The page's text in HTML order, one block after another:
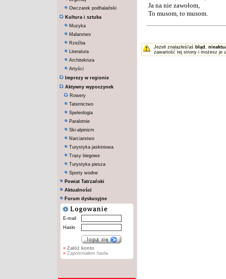
Owczarek podhalański
Kultura i sztuka
Muzyka
Malarstwo
Rzeźba
Literatura
Architektura
Artyści
Imprezy w regionie
Aktywny wypoczynek
Rowery
Taternictwo
Speleologia
Paralotnie
Ski-alpinizm
Narciarstwo
Turystyka jaskiniowa
Trasy biegowe
Turystyka piesza
Sporty wodne
Powiat Tatrzański
Aktualności
Forum dyskusyjne
E-mail
Hasło
» Załóż konto
» Zapomniałem hasła
Ja na nie zawołom,
To musom, to musom.
Jeżeli znalazłeś/aś błąd ,
zawartość tej strony i możesz je